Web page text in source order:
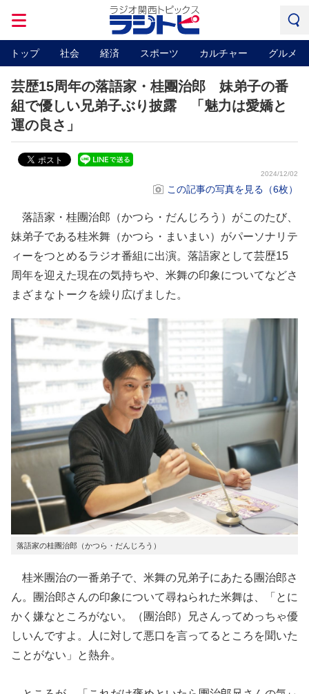
トップ 社会 経済 スポーツ カルチャー グルメ
芸歴15周年の落語家・桂團治郎 妹弟子の番
組で優しい兄弟子ぶり披露 「魅力は愛嬌と
運の良さ」
2024/12/02
この記事の写真を見る（6枚）
落語家・桂團治郎（かつら・だんじろう）がこのたび、
妹弟子である桂米舞（かつら・まいまい）がパーソナリテ
ィーをつとめるラジオ番組に出演。落語家として芸歴15
周年を迎えた現在の気持ちや、米舞の印象についてなどさ
まざまなトークを繰り広げました。
落語家の桂團治郎（かつら・だんじろう）
桂米團治の一番弟子で、米舞の兄弟子にあたる團治郎さ
ん。團治郎さんの印象について尋ねられた米舞は、「とに
かく嫌なところがない。（團治郎）兄さんってめっちゃ優
しいんですよ。人に対して悪口を言ってるところを聞いた
ことがない」と熱弁。